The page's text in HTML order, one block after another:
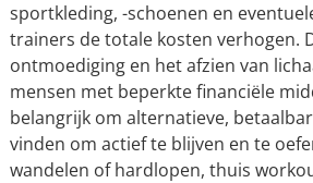
sportkleding, -schoenen en
trainers de totale kosten verhogen.
ontmoediging en het afzien van
mensen met beperkte financiële
belangrijk om alternatieve,
vinden om actief te blijven en te
wandelen of hardlopen, thuis